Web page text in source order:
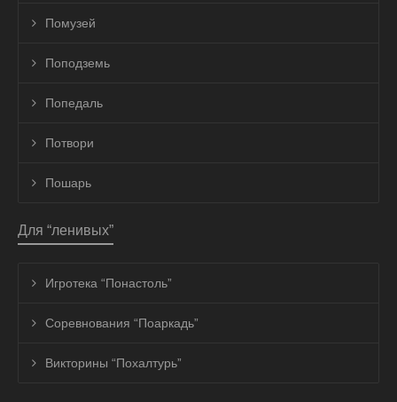
Помузей
Поподземь
Попедаль
Потвори
Пошарь
Для “ленивых”
Игротека “Понастоль”
Соревнования “Поаркадь”
Викторины “Похалтурь”